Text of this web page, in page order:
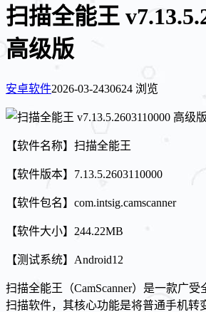
扫描全能王
高级版
安卓软件2026-03-2430624 浏览
【软件名称】扫描全能王
【软件版本】7.13.5.2603110000
【软件包名】com.intsig.camscanner
【软件大小】244.22MB
【测试系统】Android12
扫描全能王（CamScanner）是一款广
扫描软件，其核心功能是将普通手机转